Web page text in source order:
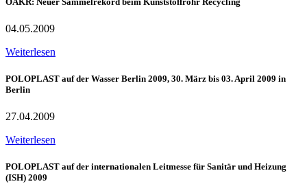
04.05.2009
Weiterlesen
POLOPLAST auf der Wasser Berlin 2009, 30. März bis 03. April 2009 in
Berlin
27.04.2009
Weiterlesen
POLOPLAST auf der internationalen Leitmesse für Sanitär und Heizung
(ISH) 2009